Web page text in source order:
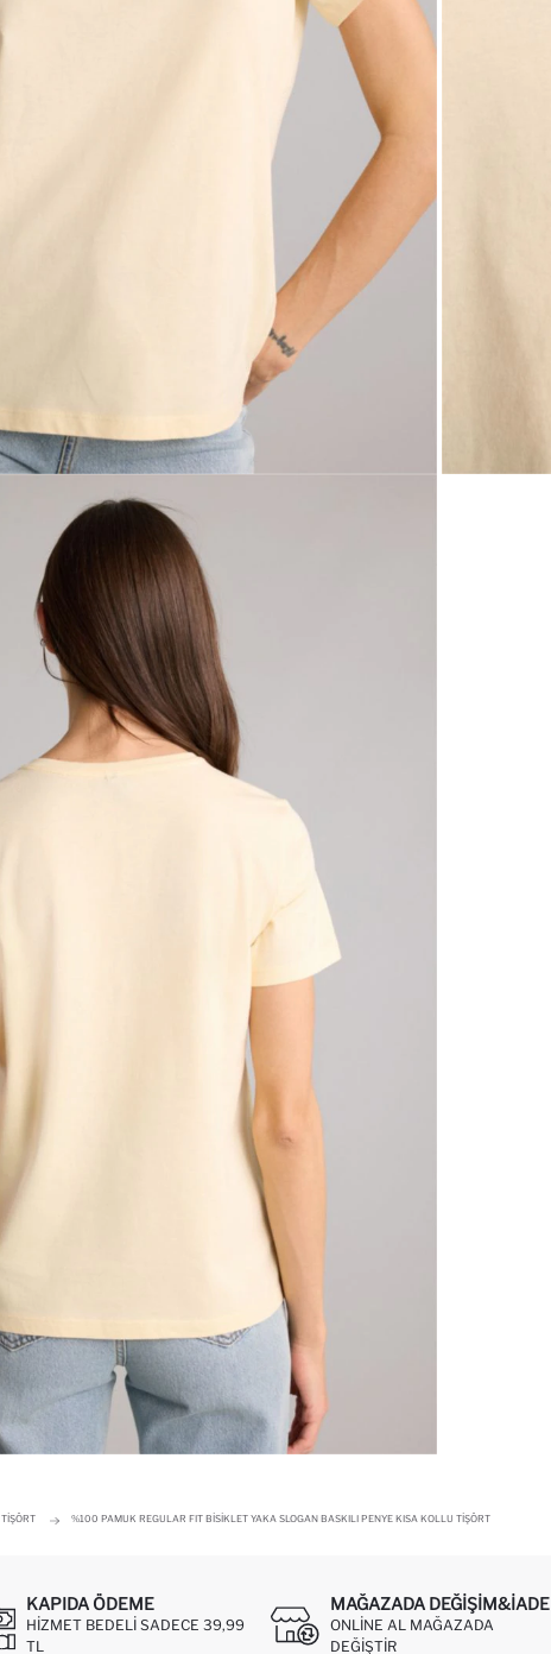
TIŞÖRT %100 PAMUK REGULAR FIT BISIKLET YAKA SLOGAN BASKILI PENYE KISA KOLLU TIŞÖRT
KAPIDA ÖDEME
HIZMET BEDELI SADECE 39,99
TL
MAĞAZADA DEĞIŞIM&İADE
ONLINE AL MAĞAZADA
DEĞIŞTIR